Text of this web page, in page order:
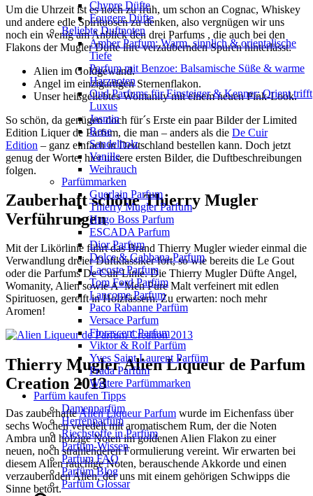
Chypre Düfte
Fougere Düfte
Beliebte Duftnoten
Amber Parfum: Warm, sinnlich & orientalische
Tiefe
Parfum mit Benzoe: Balsamische Süße & warme
Harznoten
Oud Parfums für Einsteiger & Kenner: Orient trifft
Luxus
Jasmin
Rose
Sandelholz
Vanille
Weihrauch
Parfümmarken
Guerlain Parfum
Thierry Mugler Parfum
Hugo Boss Parfum
ESCADA Parfum
Dior Parfum
Dolce & Gabbana Parfum
Lacoste Parfum
Tom Ford Parfüm
Lancome Parfum
Paco Rabanne Parfüm
Versace Parfum
Florascent Parfum
Viktor & Rolf Parfüm
Yves Saint Laurent Parfüm
Prada Parfüm
Weitere Parfümmarken
Parfüm kaufen Tipps
Damenparfüm
Herrenparfüm
Riechstoffe in Parfüm
Parfüm-Wissen
Parfum FAQ
Parfüm Blog
Parfüm Glossar
Um die Uhrzeit ist es noch zu früh, um schon an Cognac, Whiskey
und andere edle Spirituosen zu denken, also vergnügen wir uns
noch ein wenig am Anblick den drei Parfums , die auch bei den
Flakons der Mugler Düfte ihre verzaubernden Spuren hinterlässt:
Alien im Goldgewand.
Angel im einzigartigen Sternenflakon.
Unser heißgeliebtes Womanity mit einem neuen Pink-Look.
So schön, da genügen doch für´s Erste ein paar Bilder der Limited
Edition Liquer de Parfum, die man – anders als die De Cuir
Edition – ganz einfach in Deutschland bestellen kann. Doch jetzt
genug der Worte, hier unsere ersten Bilder, die Duftbeschreibungen
folgen.
Zauberhaft schöne Thierry Mugler
Verführungen
Mit der Likörlinie führt das Brand Thierry Mugler wieder einmal die
Verwandlung dreier Duftklassiker fort, so wie bereits die Le Gout
oder die Parfums De Cuir Linie. Die Thierry Mugler Düfte Angel,
Womanity, Alien sowie A*Men Pure Malt verfeinert mit edlen
Spirituosen, gereift in Holzfässern. Zu erwarten: noch mehr
Aromen!
Thierry Mugler Alien Liqueur de Parfum
Creation 2013
Das zauberhafteAlien Liqueur Parfum wurde im Eichenfass über
sechs Wochen veredelt mit aromatischem Rum, der die Noten
Ambra und holzige Noten im goldenen Alien Flakon zu einer
neuen, noch strahlenderen Formulierung vereint. Wir erwarten bei
diesem Alien rauchige Noten, berauschende Akkorde und einen
verzaubernden Alien, der uns mit einem gehörigen Schwipps die
Sinne betört.